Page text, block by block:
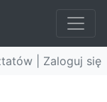
| Zaloguj się